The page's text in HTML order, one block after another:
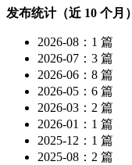
发布统计（近 10 个月）
2026-08：1 篇
2026-07：3 篇
2026-06：8 篇
2026-05：6 篇
2026-03：2 篇
2026-01：1 篇
2025-12：1 篇
2025-08：2 篇